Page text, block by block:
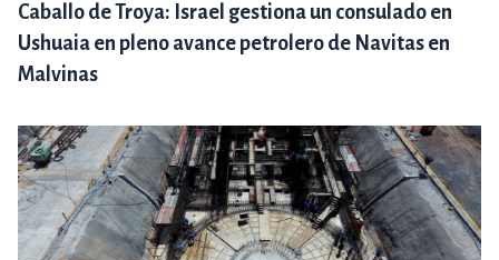
Caballo de Troya: Israel gestiona un consulado en
Ushuaia en pleno avance petrolero de Navitas en
Malvinas